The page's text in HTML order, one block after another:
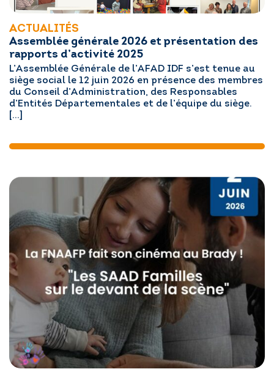
ACTUALITÉS
Assemblée générale 2026 et présentation des
rapports d’activité 2025
L’Assemblée Générale de l’AFAD IDF s’est tenue au
siège social le 12 juin 2026 en présence des membres
du Conseil d’Administration, des Responsables
d’Entités Départementales et de l’équipe du siège.
[…]